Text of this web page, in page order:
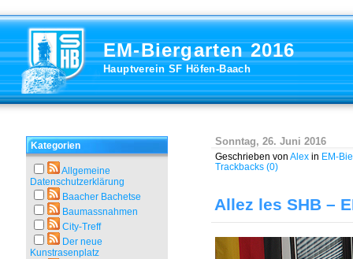
EM-Biergarten 2016
Hauptverein SF Höfen-Baach
Kategorien
Allgemeine
Datenschutzerklärung
Baacher Bachetse
Baumassnahmen
City-Treff
Der neue
Kunstrasenplatz
Sonntag, 26. Juni 2016
Geschrieben von Alex in EM-
Trackbacks (0)
Allez les SHB –